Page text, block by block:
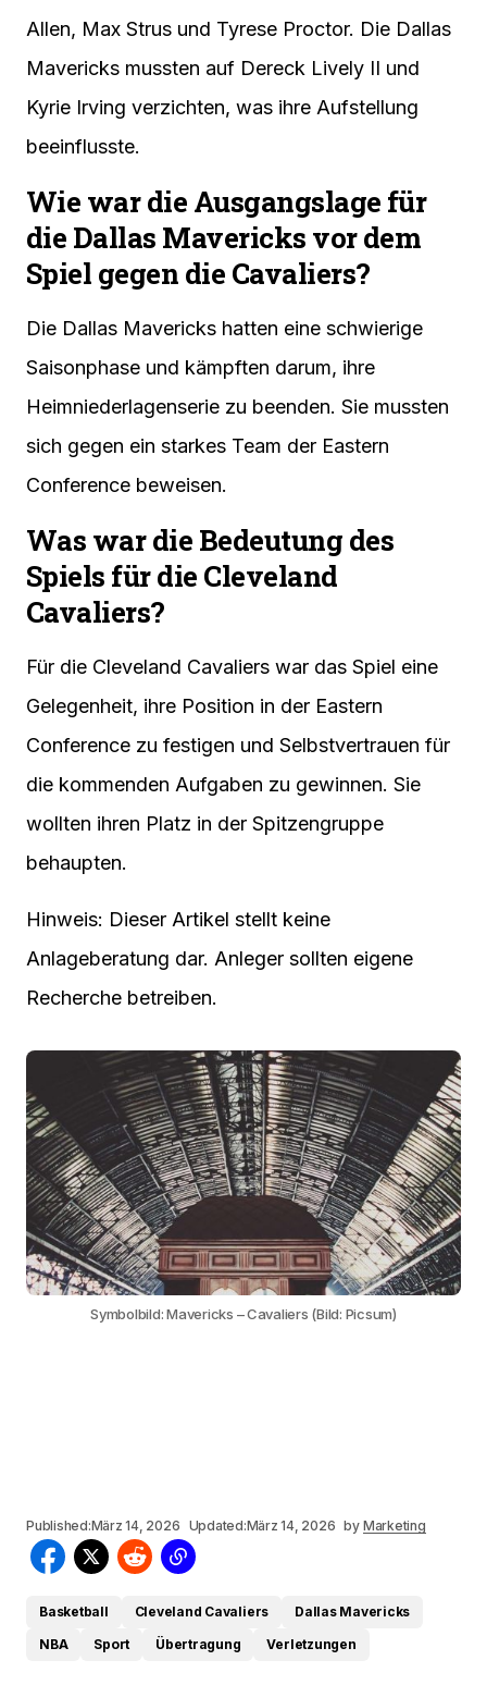
Allen, Max Strus und Tyrese Proctor. Die Dallas
Mavericks mussten auf Dereck Lively II und
Kyrie Irving verzichten, was ihre Aufstellung
beeinflusste.
Wie war die Ausgangslage für
die Dallas Mavericks vor dem
Spiel gegen die Cavaliers?
Die Dallas Mavericks hatten eine schwierige
Saisonphase und kämpften darum, ihre
Heimniederlagenserie zu beenden. Sie mussten
sich gegen ein starkes Team der Eastern
Conference beweisen.
Was war die Bedeutung des
Spiels für die Cleveland
Cavaliers?
Für die Cleveland Cavaliers war das Spiel eine
Gelegenheit, ihre Position in der Eastern
Conference zu festigen und Selbstvertrauen für
die kommenden Aufgaben zu gewinnen. Sie
wollten ihren Platz in der Spitzengruppe
behaupten.
Hinweis: Dieser Artikel stellt keine
Anlageberatung dar. Anleger sollten eigene
Recherche betreiben.
Symbolbild: Mavericks – Cavaliers (Bild: Picsum)
Published:März 14, 2026 Updated:März 14, 2026 by Marketing
Basketball Cleveland Cavaliers
Dallas Mavericks
NBA
Sport Übertragung Verletzungen